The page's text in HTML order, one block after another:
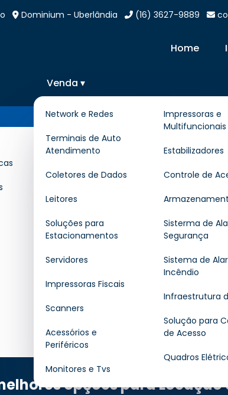
Dominium - Uberlândia (16) 3627-9889
Home
Venda ▾
Network e Redes
Terminais de Auto
Atendimento
Coletores de Dados
Leitores
Soluções para
Estacionamentos
Servidores
Impressoras Fiscais
Scanners
Acessórios e
Periféricos
Monitores e Tvs
Impressoras e
Multifuncionais
Estabilizadores
Controle de
Sisterma de
Segurança
Sistema de
Incêndio
Infraestrutura
Solução para
de Acesso
Quadros
em Presidente
Locação de Totem em Presidente
pelo melhor lugar onde
atender com dispositivos de alta qualidade,
e corretiva, encontrou o lugar certo!
em soluções em tecnologia de informática,
Quer saber mais sobre nossas soluções?
através de nossos canais de
opções para Locação